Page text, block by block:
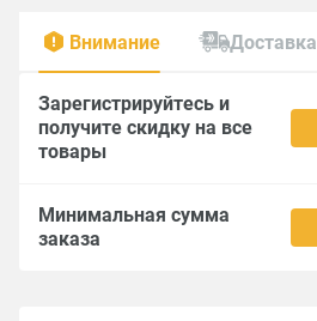
Внимание Доставка
Зарегистрируйтесь и
получите скидку на все
товары
Минимальная сумма
заказа